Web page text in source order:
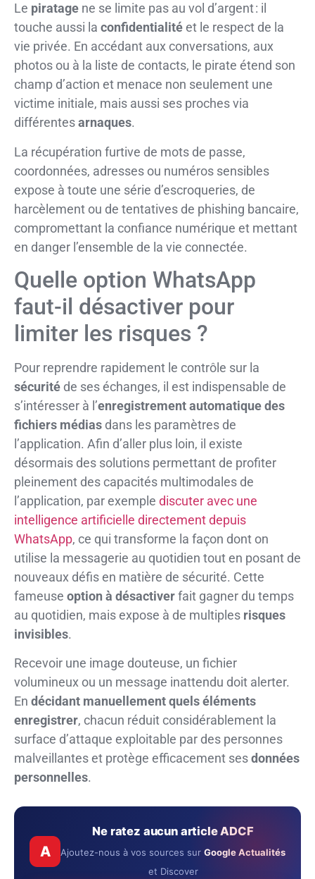
Le piratage ne se limite pas au vol d’argent : il
touche aussi la confidentialitéet le respect de la
vie privée. En accédant aux conversations, aux
photos ou à la liste de contacts, le pirate étend son
champ d’action et menace non seulement une
victime initiale, mais aussi ses proches via
différentesarnaques.
La récupération furtive de mots de passe,
coordonnées, adresses ou numéros sensibles
expose à toute une série d’escroqueries, de
harcèlement ou de tentatives de phishing bancaire,
compromettant la confiance numérique et mettant
en danger l’ensemble de la vie connectée.
Quelle option WhatsApp
faut-il désactiver pour
limiter les risques ?
Pour reprendre rapidement le contrôle sur la
sécurité de ses échanges, il est indispensable de
s’intéresser à l’enregistrement automatique des
fichiers médias dans les paramètres de
l’application. Afin d’aller plus loin, il existe
désormais des solutions permettant de profiter
pleinement des capacités multimodales de
l’application, par exemple discuter avec une
intelligence artificielle directement depuis
WhatsApp, ce qui transforme la façon dont on
utilise la messagerie au quotidien tout en posant de
nouveaux défis en matière de sécurité. Cette
fameuse option à désactiverfait gagner du temps
au quotidien, mais expose à de multiples risques
invisibles.
Recevoir une image douteuse, un fichier
volumineux ou un message inattendu doit alerter.
En décidant manuellement quels éléments
enregistrer, chacun réduit considérablement la
surface d’attaque exploitable par des personnes
malveillantes et protège efficacement sesdonnées
personnelles.
A
Ne ratez aucun article ADCF
Ajoutez-nous à vos sources sur Google Actualités
et Discover